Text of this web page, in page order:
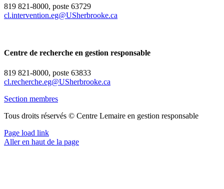
819 821-8000, poste 63729
cl.intervention.eg@USherbrooke.ca
Centre de recherche en gestion responsable
819 821-8000, poste 63833
cl.recherche.eg@USherbrooke.ca
Section membres
Tous droits réservés © Centre Lemaire en gestion responsable
Page load link
Aller en haut de la page